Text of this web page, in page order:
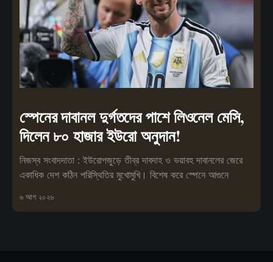
স্পেনের দাবানল দুর্গতদের পাশে লিওনেল মেসি,
দিলেন ৮০ হাজার ইউরো অনুদান!
নিজস্ব সংবাদদাতা : ইউরোপজুড়ে তীব্র দাবদাহ ও ভয়াবহ দাবানলের জেরে
একাধিক দেশ কঠিন পরিস্থিতির মুখোমুখি। বিশেষ করে স্পেনে আগুনে
৬ আগ ২০২৬